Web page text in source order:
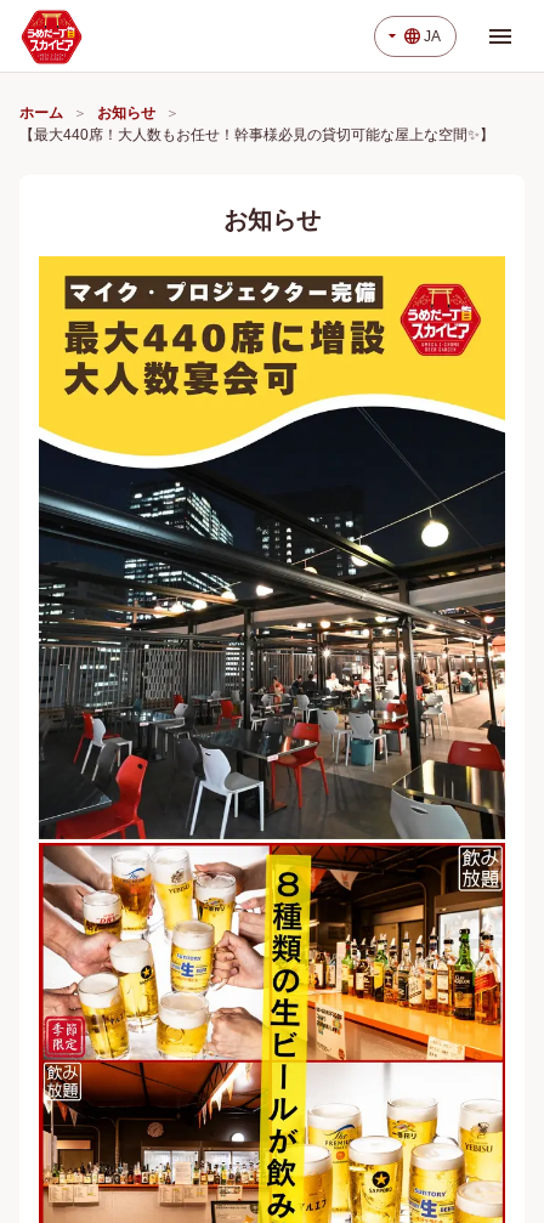
arrow_drop_down language JA menu
ホーム
お知らせ
【最大440席！大人数もお任せ！幹事様必見の貸切可能な屋上な空間✨】
お知らせ